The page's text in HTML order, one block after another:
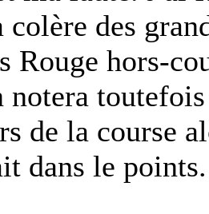
des
Rouge hors-
de la course
dans le points.